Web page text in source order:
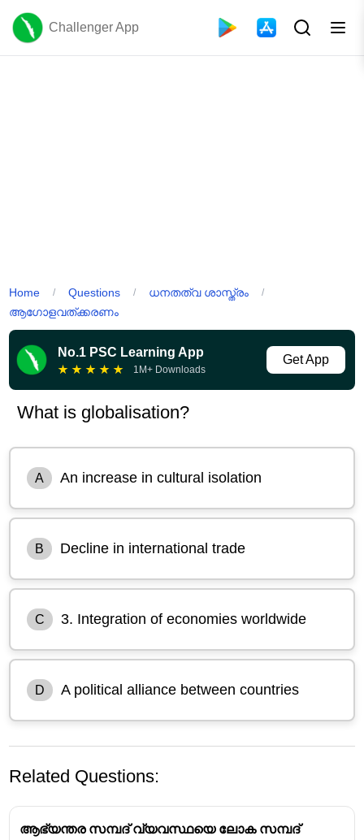
Challenger App
Home / Questions / ധനതത്വ ശാസ്ത്രം /
ആഗോളവത്ക്കരണം
No.1 PSC Learning App
★ ★ ★ ★ ★ 1M+ Downloads
Get App
What is globalisation?
A An increase in cultural isolation
B Decline in international trade
C 3. Integration of economies worldwide
D A political alliance between countries
Related Questions:
ആഭ്യന്തര സമ്പദ് വ്യവസ്ഥയെ ലോക സമ്പദ്